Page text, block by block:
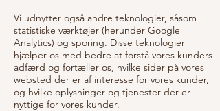
Vi udnytter også andre teknologier, såsom
statistiske værktøjer (herunder Google
Analytics) og sporing. Disse teknologier
hjælper os med bedre at forstå vores kunders
adfærd og fortæller os, hvilke sider på vores
websted der er af interesse for vores kunder,
og hvilke oplysninger og tjenester der er
nyttige for vores kunder.